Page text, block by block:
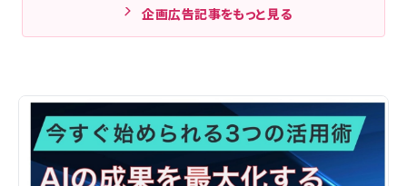
企画広告記事をもっと見る